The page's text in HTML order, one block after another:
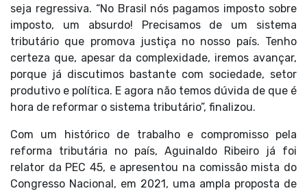
seja regressiva. “No Brasil nós pagamos imposto sobre
imposto, um absurdo! Precisamos de um sistema
tributário que promova justiça no nosso país. Tenho
certeza que, apesar da complexidade, iremos avançar,
porque já discutimos bastante com sociedade, setor
produtivo e política. E agora não temos dúvida de que é
hora de reformar o sistema tributário”, finalizou.
Com um histórico de trabalho e compromisso pela
reforma tributária no país, Aguinaldo Ribeiro já foi
relator da PEC 45, e apresentou na comissão mista do
Congresso Nacional, em 2021, uma ampla proposta de